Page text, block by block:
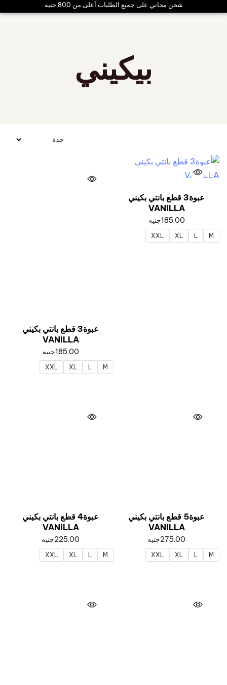
شحن مجاني على جميع الطلبات أعلى من 800 جنيه
بيكيني
عبوة3 قطع بانتي بكيني
VANILLA
185.00جنيه
M
L
XL
XXL
عبوة3 قطع بانتي بكيني
VANILLA
185.00جنيه
M
L
XL
XXL
عبوة5 قطع بانتي بكيني
VANILLA
275.00جنيه
M
XL
XXL
عبوة4 قطع بانتي بكيني
VANILLA
225.00جنيه
M
XL
XXL